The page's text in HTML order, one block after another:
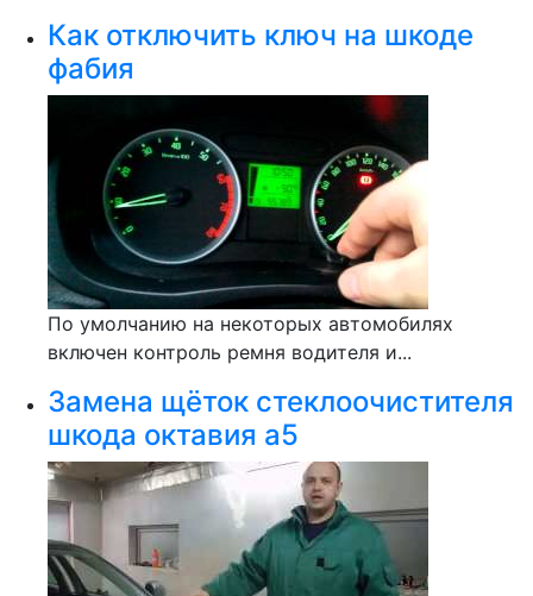
Как отключить ключ на шкоде
фабия
По умолчанию на некоторых автомобилях
включен контроль ремня водителя и...
Замена щёток стеклоочистителя
шкода октавия а5